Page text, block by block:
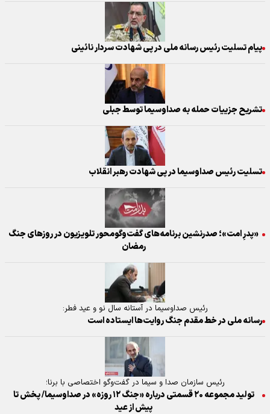
پیام تسلیت رئیس رسانه ملی در پی شهادت سردار نائینی
تشریح جزییات حمله به صداوسیما توسط جبلی
تسلیت رئیس صداوسیما در پی شهادت رهبر انقلاب
«پدرِ امت»؛ صدرنشین برنامه‌های گفت‌وگومحور تلویزیون در روز‌های جنگ
رمضان
رئیس صداوسیما در آستانه سال نو و عید فطر:
رسانه ملی در خط مقدم جنگ روایت‌ها ایستاده است
رئیس سازمان صدا و سیما در گفت‌وگو اختصاصی با برنا؛
تولید مجموعه ۲۰ قسمتی درباره «جنگ ۱۲ روزه» در صداوسیما/ پخش تا
پیش از عید